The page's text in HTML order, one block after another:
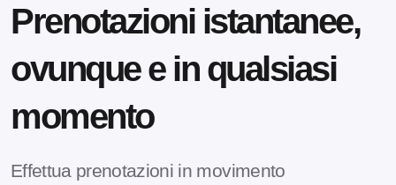
Prenotazioni istantanee,
ovunque e in qualsiasi
momento
Effettua prenotazioni in movimento